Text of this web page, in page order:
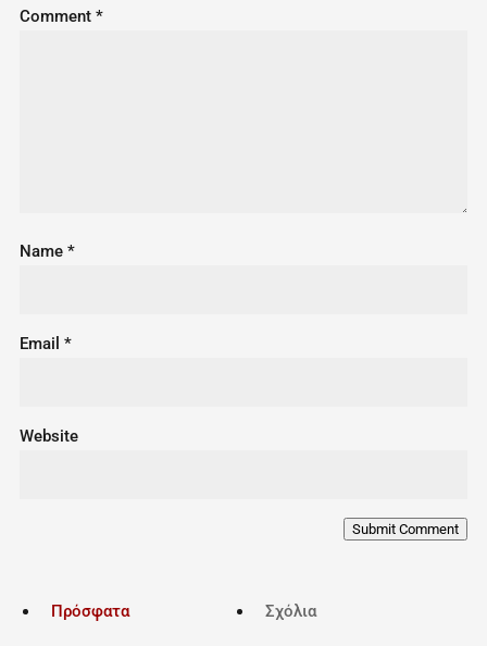
Comment *
Name *
Email *
Website
Submit Comment
Πρόσφατα Σχόλια